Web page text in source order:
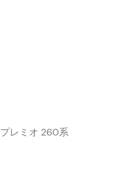
プレミオ 260系